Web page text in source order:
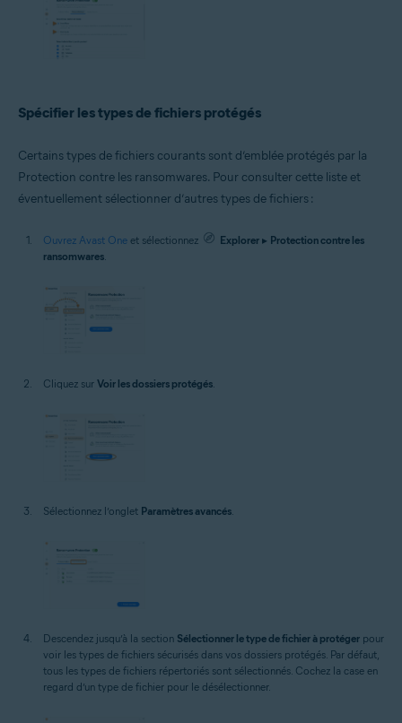
Spécifier les types de fichiers protégés
Certains types de fichiers courants sont d’emblée protégés par la
Protection contre les ransomwares. Pour consulter cette liste et
éventuellement sélectionner d’autres types de fichiers :
Ouvrez Avast One et sélectionnez Explorer ▸ Protection contre les
ransomwares
Cliquez sur Voir les dossiers protégés
Sélectionnez l’onglet Paramètres avancés
Descendez jusqu’à la section Sélectionner le type de fichier à protéger pour
voir les types de fichiers sécurisés dans vos dossiers protégés. Par défaut,
tous les types de fichiers répertoriés sont sélectionnés. Cochez la case en
regard d’un type de fichier pour le désélectionner.